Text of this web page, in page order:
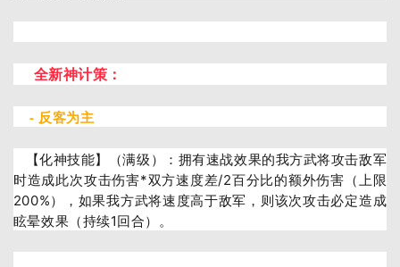
全新神计策：
- 反客为主
【化神技能】（满级）： 拥有速战效果的我方武将攻击敌军
时造成此次攻击伤害*双方速度差/2百分比的额外伤害（上限
200%），如果我方武将速度高于敌军，则该次攻击必定造成
眩晕效果（持续1回合）。